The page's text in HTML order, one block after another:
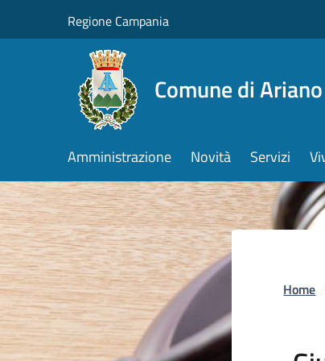
Regione Campania
Comune di
Amministrazione Novità Servizi
Home